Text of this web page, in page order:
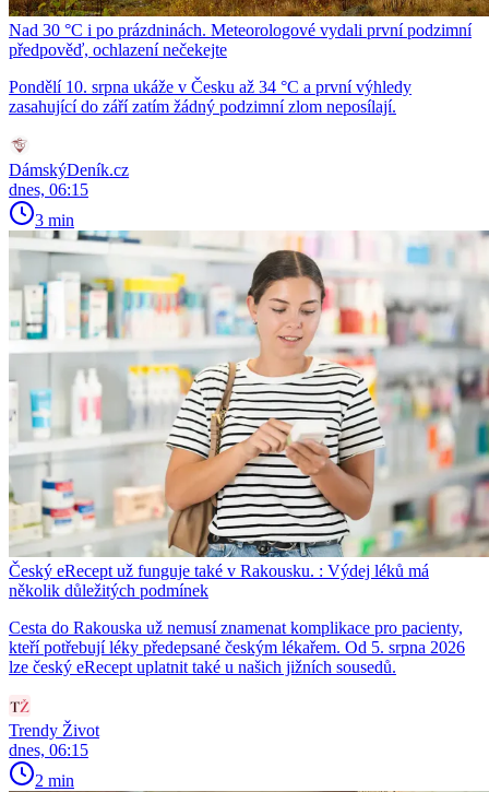
Nad 30 °C i po prázdninách. Meteorologové vydali první podzimní
předpověď, ochlazení nečekejte
Pondělí 10. srpna ukáže v Česku až 34 °C a první výhledy
zasahující do září zatím žádný podzimní zlom neposílají.
DámskýDeník.cz
dnes, 06:15
3 min
Český eRecept už funguje také v Rakousku. : Výdej léků má
několik důležitých podmínek
Cesta do Rakouska už nemusí znamenat komplikace pro pacienty,
kteří potřebují léky předepsané českým lékařem. Od 5. srpna 2026
lze český eRecept uplatnit také u našich jižních sousedů.
Trendy Život
dnes, 06:15
2 min